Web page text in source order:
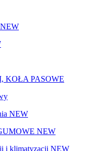
NEW
KOŁA PASOWE
NEW
NEW
i klimatyzacji NEW